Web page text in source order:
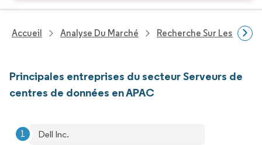
Accueil Analyse Du Marché Recherche Sur Les
Principales entreprises du secteur Serveurs de
centres de données en APAC
Dell Inc.